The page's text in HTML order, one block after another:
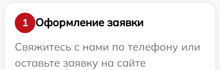
1
Оформление заявки
Свяжитесь с нами по телефону или
оставьте заявку на сайте